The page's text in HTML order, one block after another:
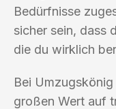
Bedürfnisse
sicher sein, dass
die du wirklich
Bei
großen Wert auf